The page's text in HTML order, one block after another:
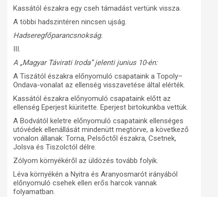
Kassától északra egy cseh támadást vertünk vissza.
A többi hadszintéren nincsen ujság.
Hadseregfőparancsnokság.
III.
A „Magyar Távirati Iroda” jelenti junius 10-én:
A Tiszától északra előnyomuló csapataink a Topoly–
Ondava-vonalat az ellenség visszavetése által elérték.
Kassától északra előnyomuló csapataink előtt az
ellenség Eperjest kiüritette. Eperjest birtokunkba vettük.
A Bodvától keletre előnyomuló csapataink ellenséges
utóvédek ellenállását mindenütt megtörve, a következő
vonalon állanak: Torna, Pelsőctől északra, Csetnek,
Jolsva és Tiszolctól délre.
Zólyom környékéről az üldözés tovább folyik.
Léva környékén a Nyitra és Aranyosmarót irányából
előnyomuló csehek ellen erős harcok vannak
folyamatban.